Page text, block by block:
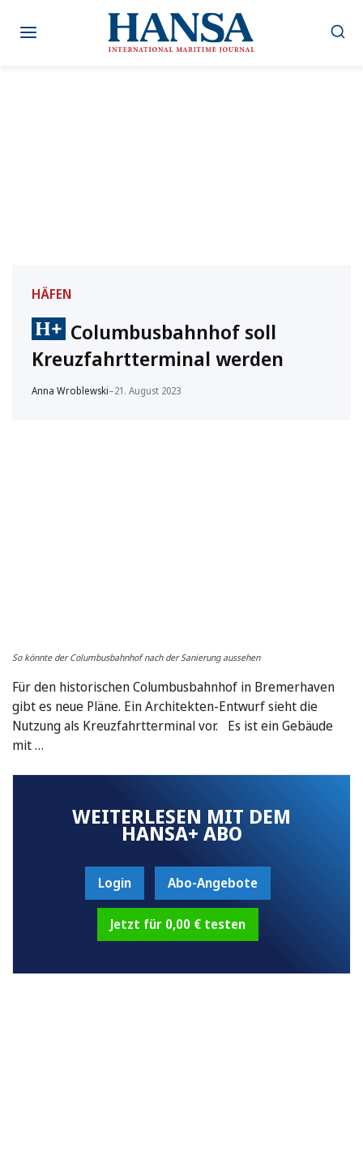
Inhalt
HÄFEN
Columbusbahnhof soll
Kreuzfahrtterminal werden
Anna Wroblewski–21. August 2023
So könnte der Columbusbahnhof nach der Sanierung aussehen
Für den historischen Columbusbahnhof in Bremerhaven
gibt es neue Pläne. Ein Architekten-Entwurf sieht die
Nutzung als Kreuzfahrtterminal vor. Es ist ein Gebäude
mit …
WEITERLESEN MIT DEM
HANSA+ ABO
Login Abo-Angebote
Jetzt für 0,00 € testen